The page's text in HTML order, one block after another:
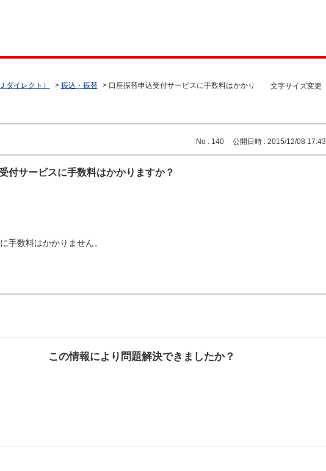
文字サイズ変更
ダイレクト） > 振込・振替 > 口座振替申込受付サービスに手数料はかかり
No : 140 公開日時 : 2015/12/08 17:43
付サービスに手数料はかかりますか？
手数料はかかりません。
この情報により問題解決できましたか？